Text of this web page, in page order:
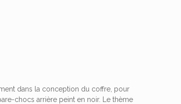
dans la conception du coffre, pour
chocs arrière peint en noir. Le thème